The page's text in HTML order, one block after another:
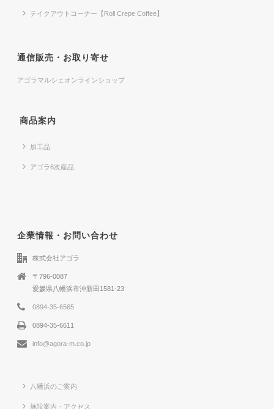
テイクアウトコーナー【Roll Crepe Coffee】
通信販売・お取り寄せ
アゴラマルシェオンラインショップ
商品案内
加工品
アゴラ6次産品
企業情報・お問い合わせ
株式会社アゴラ
〒796-0087
愛媛県八幡浜市沖新田1581-23
0894-35-6565
0894-35-6611
info@agora-m.co.jp
八幡浜のご案内
施設案内・アクセス